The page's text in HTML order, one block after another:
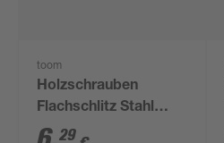
toom
Holzschrauben
Flachschlitz Stahl
verzinkt 4,5 x 45 mm 4
29